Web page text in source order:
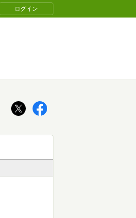
ログイン